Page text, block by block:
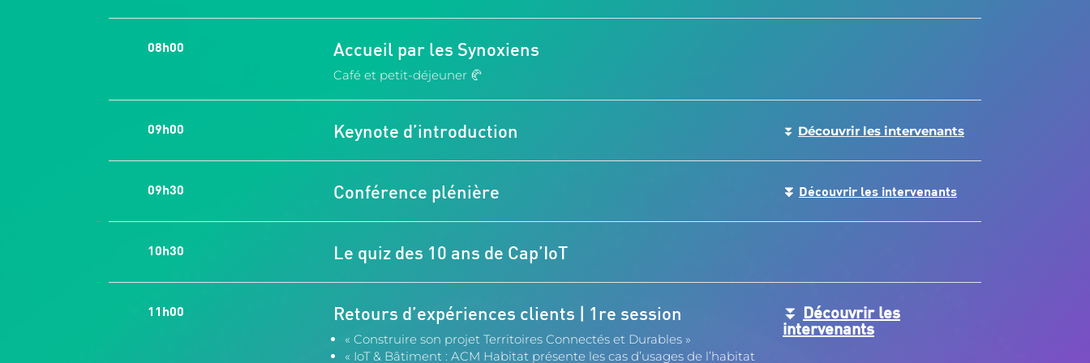
08h00 Accueil par les Synoxiens
Café et petit-déjeuner 🥐
09h00 Keynote d’introduction ⏬ Découvrir les intervenants
09h30 Conférence plénière ⏬ Découvrir les intervenants
10h30 Le quiz des 10 ans de Cap’IoT
11h00 Retours d’expériences clients | 1re session
« Construire son projet Territoires Connectés et Durables »
« IoT & Bâtiment : ACM Habitat présente les cas d’usages de l’habitat
⏬ Découvrir les
intervenants